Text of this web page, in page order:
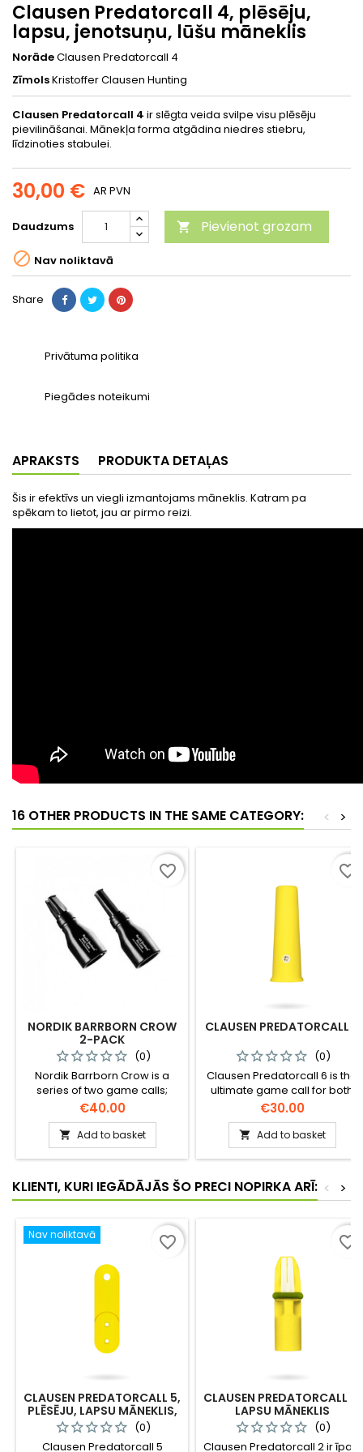
Clausen Predatorcall 4, plēsēju,
lapsu, jenotsuņu, lūšu māneklis
NorādeClausen Predatorcall 4
ZīmolsKristoffer Clausen Hunting
Clausen Predatorcall 4 ir slēgta veida svilpe visu plēsēju
pievilināšanai. Mānekļa forma atgādina niedres stiebru,
līdzinoties stabulei.
30,00 € AR PVN
Daudzums  Pievienot grozam
 Nav noliktavā
Share
Privātuma politika
Piegādes noteikumi
APRAKSTS PRODUKTA DETAĻAS
Šis ir efektīvs un viegli izmantojams māneklis. Katram pa
spēkam to lietot, jau ar pirmo reizi.
16 OTHER PRODUCTS IN THE SAME CATEGORY: >
<
NORDIK BARRBORN CROW
2-PACK
(0)
Nordik Barrborn Crow is a
series of two game calls;
the Nordik Barrborn Basic
Crow and the Nordik Barrborn
Pro Crow.
Price
€40.00
 Add to basket
favorite_border
CLAUSEN PREDATORCALL 6
(0)
Clausen Predatorcall 6 is the
ultimate game call for both
young and adult foxes, all
year round. With this call you
can make at least six different
anxiety sounds.
Price
€30.00
 Add to basket
favorite_border
KLIENTI, KURI IEGĀDĀJĀS ŠO PRECI NOPIRKA ARĪ: >
<
Nav noliktavā
CLAUSEN PREDATORCALL 5,
PLĒSĒJU, LAPSU MĀNEKLIS,
PELES/GRAUZĒJU SKAŅA
(0)
Clausen Predatorcall 5
favorite_border
CLAUSEN PREDATORCALL 2,
LAPSU MĀNEKLIS
(0)
Clausen Predatorcall 2 ir īpaši
favorite_border